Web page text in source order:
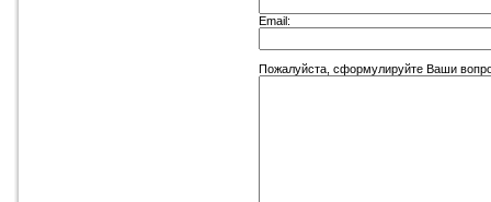
Email:
Пожалуйста, сформулируйте Ваши